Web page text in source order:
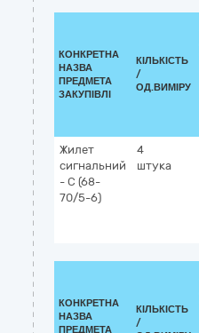
КОНКРЕТНА
НАЗВА
ПРЕДМЕТА
ЗАКУПІВЛІ
КІЛЬКІСТЬ
/
ОД.ВИМІРУ
Жилет
сигнальний
- С (68-
70/5-6)
4
штука
КОНКРЕТНА
НАЗВА
ПРЕДМЕТА
КІЛЬКІСТЬ
/